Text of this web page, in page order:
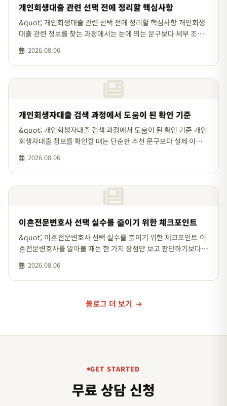
개인회생대출 관련 선택 전에 정리할 핵심사항
&quot; 개인회생대출 관련 선택 전에 정리할 핵심사항 개인회생
대출 관련 정보를 찾는 과정에서는 눈에 띄는 문구보다 세부 조건
산하고 무리 없는
2026.08.06
개인회생자대출 검색 과정에서 도움이 된 확인 기준
&quot; 개인회생자대출 검색 과정에서 도움이 된 확인 기준 개인
회생자대출 정보를 확인할 때는 단순한 추천 문구보다 실제 이용
택지라도 세부 조건
2026.08.06
이혼전문변호사 선택 실수를 줄이기 위한 체크포인트
&quot; 이혼전문변호사 선택 실수를 줄이기 위한 체크포인트 이
혼전문변호사를 알아볼 때는 한 가지 장점만 보고 판단하기보다
는 발생 시점, 당사
2026.08.06
블로그 더 보기
GET STARTED
무료 상담 신청